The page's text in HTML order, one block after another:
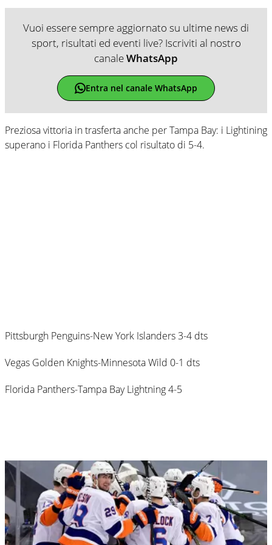
Vuoi essere sempre aggiornato su ultime news di
sport, risultati ed eventi live? Iscriviti al nostro
canaleWhatsApp
Entra nel canale WhatsApp
Preziosa vittoria in trasferta anche per Tampa Bay: i Lightining
superano i Florida Panthers col risultato di 5-4.
Pittsburgh Penguins-New York Islanders 3-4 dts
Vegas Golden Knights-Minnesota Wild 0-1 dts
Florida Panthers-Tampa Bay Lightning 4-5